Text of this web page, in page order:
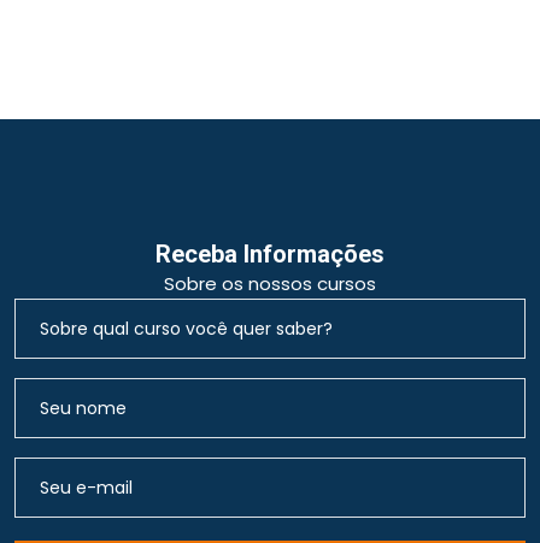
Receba Informações
Sobre os nossos cursos